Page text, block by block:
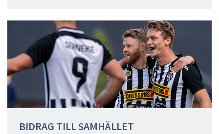
BIDRAG TILL SAMHÄLLET